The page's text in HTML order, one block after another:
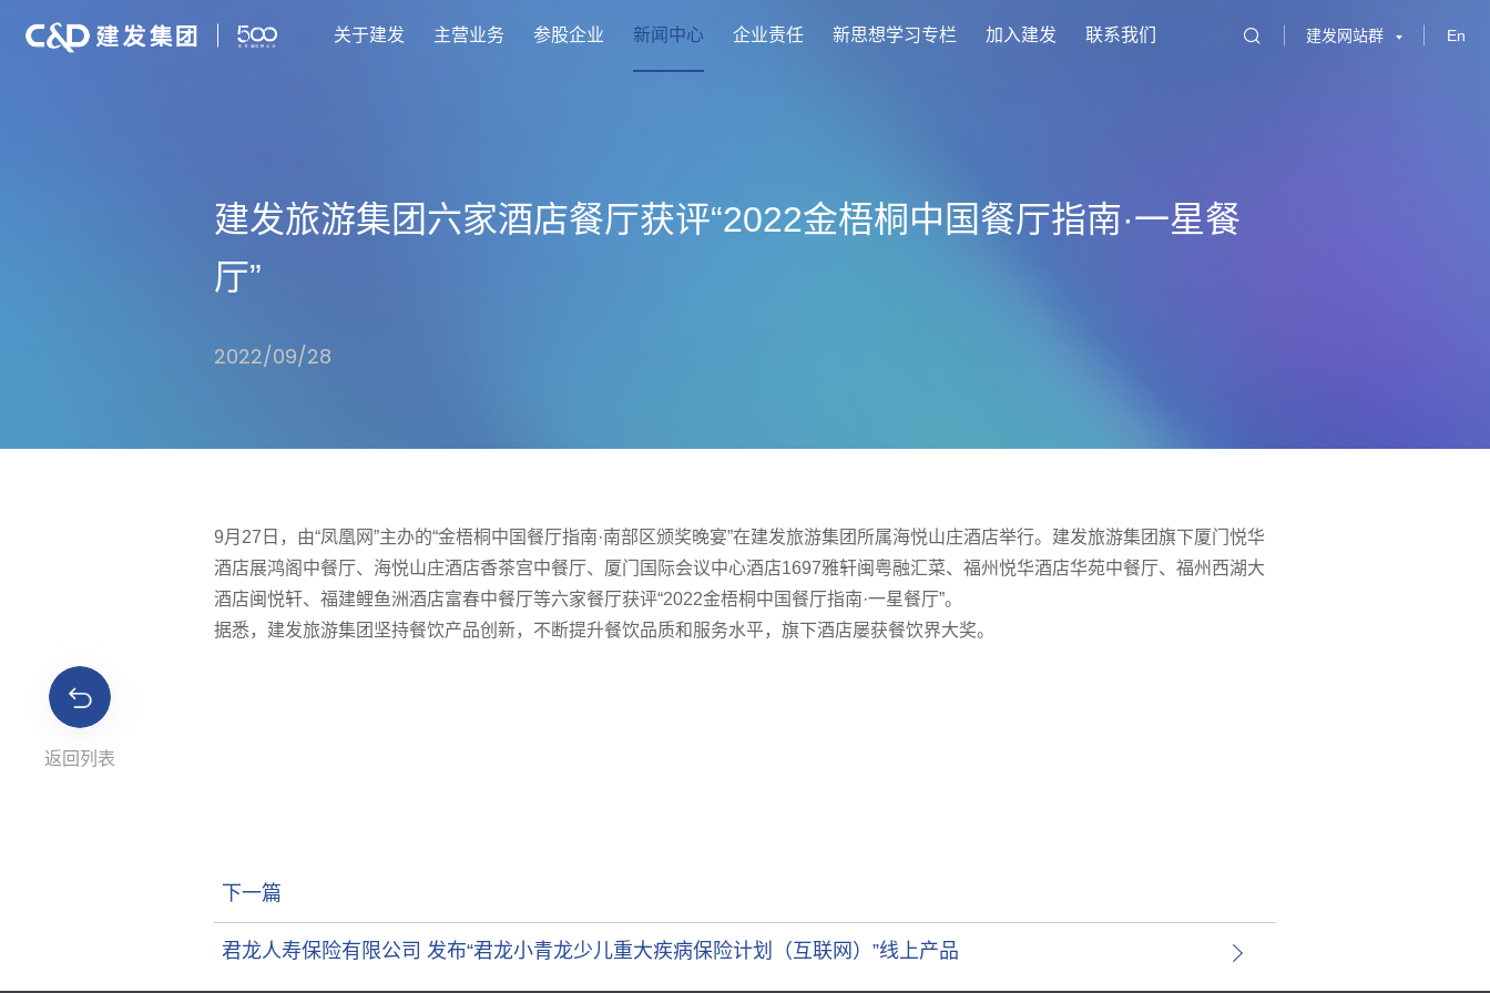
关于建发 主营业务 参股企业 新闻中心 企业责任 新思想学习专栏 加入建发 联系我们 建发网站群 En
建发旅游集团六家酒店餐厅获评“2022金梧桐中国餐厅指南·一星餐
厅”
2022/09/28
返回列表
9月27日，由“凤凰网”主办的“金梧桐中国餐厅指南·南部区颁奖晚宴”在建发旅游集团所属海悦山庄酒店举行。建发旅游集团旗下厦门悦华
酒店展鸿阁中餐厅、海悦山庄酒店香茶宫中餐厅、厦门国际会议中心酒店1697雅轩闽粤融汇菜、福州悦华酒店华苑中餐厅、福州西湖大
酒店闽悦轩、福建鲤鱼洲酒店富春中餐厅等六家餐厅获评“2022金梧桐中国餐厅指南·一星餐厅”。
据悉，建发旅游集团坚持餐饮产品创新，不断提升餐饮品质和服务水平，旗下酒店屡获餐饮界大奖。
下一篇
君龙人寿保险有限公司 发布“君龙小青龙少儿重大疾病保险计划（互联网）”线上产品